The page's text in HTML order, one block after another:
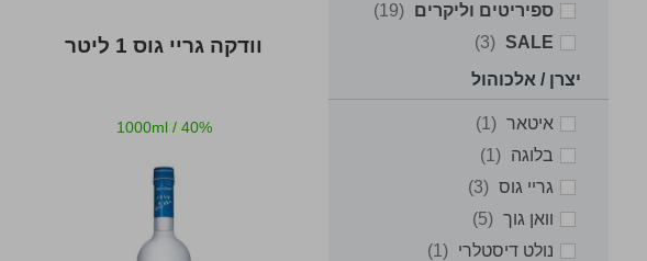
ספיריטים וליקרים
19
items
SALE
3
יצרן / אלכוהול
איטאר 1
item
בלוגה
1
item
גריי גוס
3
items
וואן גוך
5
items
נולט דיסטלרי
1
item
וודקה גריי גוס 1 ליטר
1000ml / 40%